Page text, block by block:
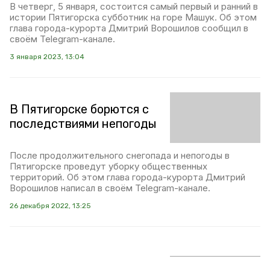
В четверг, 5 января, состоится самый первый и ранний в
истории Пятигорска субботник на горе Машук. Об этом
глава города-курорта Дмитрий Ворошилов сообщил в
своём Telegram-канале.
3 января 2023, 13:04
В Пятигорске борются с
последствиями непогоды
После продолжительного снегопада и непогоды в
Пятигорске проведут уборку общественных
территорий. Об этом глава города-курорта Дмитрий
Ворошилов написал в своём Telegram-канале.
26 декабря 2022, 13:25